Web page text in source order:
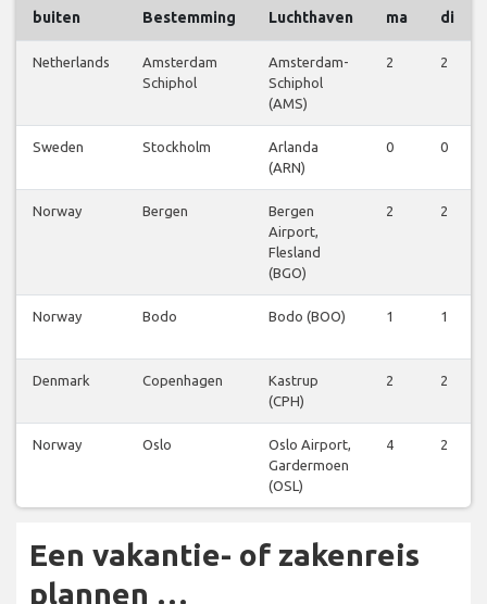
buiten Bestemming Luchthaven ma di
Netherlands
Amsterdam
Schiphol
Amsterdam-
Schiphol
(AMS)
2 2
Sweden Stockholm
Arlanda
(ARN)
0 0
Norway Bergen
Bergen
Airport,
Flesland
(BGO)
2 2
Norway Bodo Bodo (BOO) 1 1
Denmark Copenhagen
Kastrup
(CPH)
2 2
Norway Oslo
Oslo Airport,
Gardermoen
(OSL)
4 2
Een vakantie- of zakenreis
plannen …